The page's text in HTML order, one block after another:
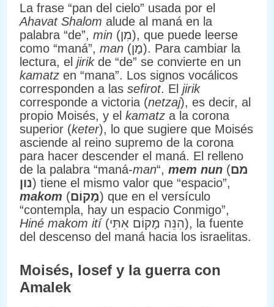
La frase “pan del cielo” usada por el
Ahavat Shalom alude al maná en la
palabra “de”, min (מִן), que puede leerse
como “maná”, man (מָן). Para cambiar la
lectura, el jirikde “de” se convierte en un
kamatz en “mana”. Los signos vocálicos
corresponden a las sefirot. El jirik
corresponde a victoria (netzaj), es decir, al
propio Moisés, y el kamatz a la corona
superior (keter), lo que sugiere que Moisés
asciende al reino supremo de la corona
para hacer descender el maná. El relleno
de la palabra “maná-man“, mem nun (מם
נון) tiene el mismo valor que “espacio”,
makom (מָקוֹם) que en el versículo
“contempla, hay un espacio Conmigo”,
Hiné makom ití(הִנֵּה מָקוֹם אִתִּי), la fuente
del descenso del maná hacia los israelitas.
Moisés, Iosef y la guerra con
Amalek